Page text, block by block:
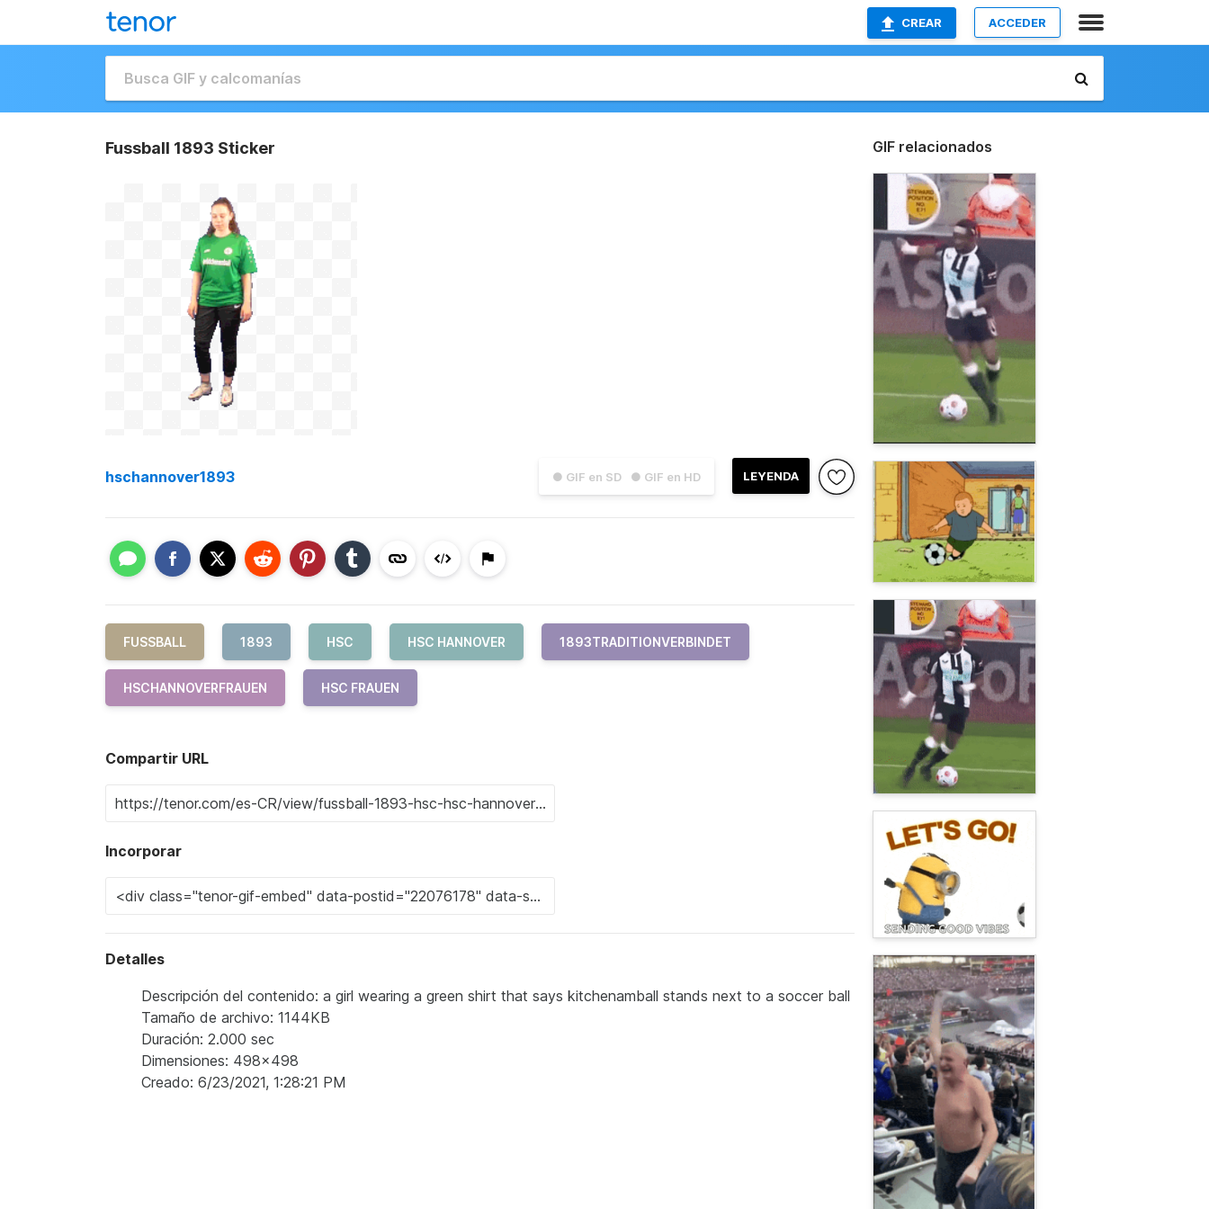
CREAR ACCEDER
Fussball 1893 Sticker
● GIF en SD ● GIF en HD LEYENDA
hschannover1893
FUSSBALL 1893 HSC HSC HANNOVER 1893TRADITIONVERBINDET
HSCHANNOVERFRAUEN HSC FRAUEN
Compartir URL
Incorporar
Detalles
Descripción del contenido: a girl wearing a green shirt that says kitchenamball stands next to a soccer ball
Tamaño de archivo: 1144KB
Duración: 2.000 sec
Dimensiones: 498x498
Creado: 6/23/2021, 1:28:21 PM
GIF relacionados